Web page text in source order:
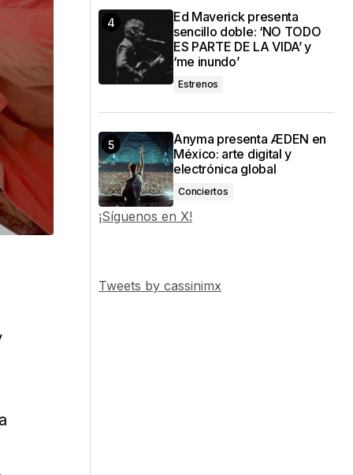
Ed Maverick presenta
sencillo doble: ‘NO TODO
ES PARTE DE LA VIDA’ y
‘me inundo’
Estrenos
Anyma presenta ÆDEN en
México: arte digital y
electrónica global
Conciertos
¡Síguenos en X!
Tweets by cassinimx